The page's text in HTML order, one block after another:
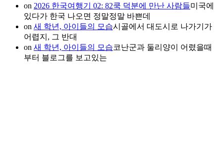
on 2026 한국여행기 02: 82쿡 덕분에 만난 사람들미국에
있다가 한국 나오면 정말정말 바쁜데
on 새 학년, 아이들의 모습시골에서 대도시로 나가기가
어렵지, 그 반대
on 새 학년, 아이들의 모습코난군과 둘리양이 어렸을때
부터 블로그를 보고있는